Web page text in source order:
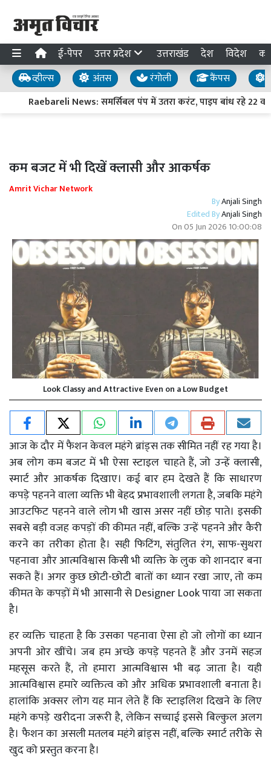
ई-पेपर उत्तर प्रदेश उत्तराखंड देश विदेश
व्हील्स अंतस रंगोली कैंपस
Raebareli News: समर्सिबल पंप में उतरा करंट, पाइप बांध रहे 22
कम बजट में भी दिखें क्लासी और आकर्षक
Amrit Vichar Network
ByAnjali Singh
Edited ByAnjali Singh
On05 Jun 2026 10:00:08
Look Classy and Attractive Even on a Low Budget
आज के दौर में फैशन केवल महंगे ब्रांड्स तक सीमित नहीं रह गया है।
अब लोग कम बजट में भी ऐसा स्टाइल चाहते हैं, जो उन्हें क्लासी,
स्मार्ट और आकर्षक दिखाए। कई बार हम देखते हैं कि साधारण
कपड़े पहनने वाला व्यक्ति भी बेहद प्रभावशाली लगता है, जबकि महंगे
आउटफिट पहनने वाले लोग भी खास असर नहीं छोड़ पाते। इसकी
सबसे बड़ी वजह कपड़ों की कीमत नहीं, बल्कि उन्हें पहनने और कैरी
करने का तरीका होता है। सही फिटिंग, संतुलित रंग, साफ-सुथरा
पहनावा और आत्मविश्वास किसी भी व्यक्ति के लुक को शानदार बना
सकते हैं। अगर कुछ छोटी-छोटी बातों का ध्यान रखा जाए, तो कम
कीमत के कपड़ों में भी आसानी से Designer Look पाया जा सकता
है।
हर व्यक्ति चाहता है कि उसका पहनावा ऐसा हो जो लोगों का ध्यान
अपनी ओर खींचे। जब हम अच्छे कपड़े पहनते हैं और उनमें सहज
महसूस करते हैं, तो हमारा आत्मविश्वास भी बढ़ जाता है। यही
आत्मविश्वास हमारे व्यक्तित्व को और अधिक प्रभावशाली बनाता है।
हालांकि अक्सर लोग यह मान लेते हैं कि स्टाइलिश दिखने के लिए
महंगे कपड़े खरीदना जरूरी है, लेकिन सच्चाई इससे बिल्कुल अलग
है। फैशन का असली मतलब महंगे ब्रांड्स नहीं, बल्कि स्मार्ट तरीके से
खुद को प्रस्तुत करना है।